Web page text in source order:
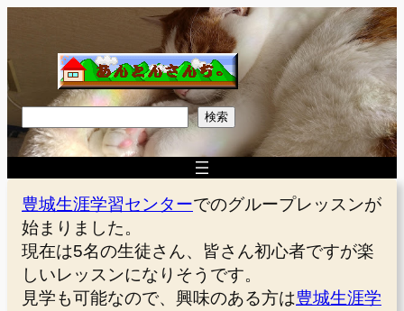
を
ス
キ
ッ
プ
索
検索
豊城生涯学習センターでのグループレッスンが
始まりました。
現在は5名の生徒さん、皆さん初心者ですが楽
しいレッスンになりそうです。
見学も可能なので、興味のある方は豊城生涯学